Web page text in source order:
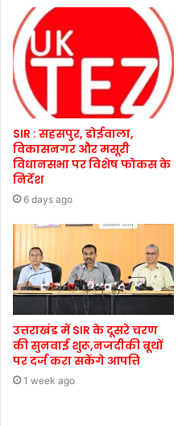
SIR : सहसपुर, डोईवाला,
विकासनगर और मसूरी
विधानसभा पर विशेष फोकस के
निर्देश
6 days ago
उत्तराखंड में SIR के दूसरे चरण
की सुनवाई शुरू,नजदीकी बूथों
पर दर्ज करा सकेंगे आपत्ति
1 week ago